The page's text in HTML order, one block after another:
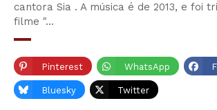
cantora Sia . A música é de 2013, e foi
filme "…
Pinterest WhatsApp
Bluesky Twitter